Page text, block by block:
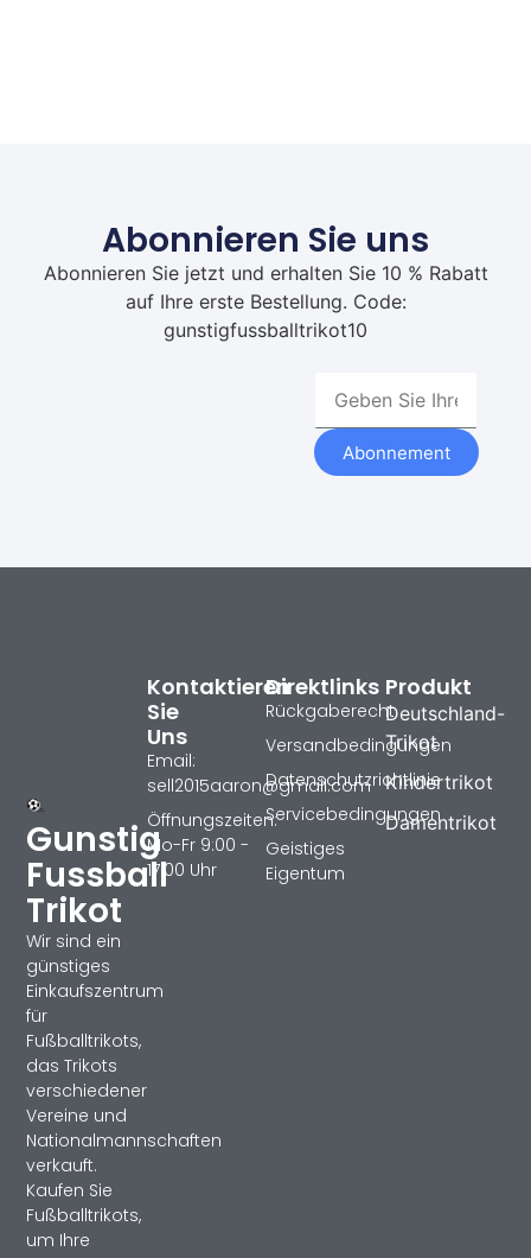
Abonnieren Sie uns
Abonnieren Sie jetzt und erhalten Sie 10 % Rabatt
auf Ihre erste Bestellung. Code:
gunstigfussballtrikot10
Abonnement
Gunstig
Fussball
Trikot
Wir sind ein
günstiges
Einkaufszentrum
für
Fußballtrikots,
das Trikots
verschiedener
Vereine und
Nationalmannschaften
verkauft.
Kaufen Sie
Fußballtrikots,
um Ihre
Produkt
Deutschland-
Trikot
Kindertrikot
Damentrikot
Direktlinks
Rückgaberecht
Versandbedingungen
Datenschutzrichtlinie
Servicebedingungen
Geistiges
Eigentum
Kontaktieren
Sie
Uns
Email:
sell2015aaron@gmail.com
Öffnungszeiten:
Mo-Fr 9:00 -
17:00 Uhr